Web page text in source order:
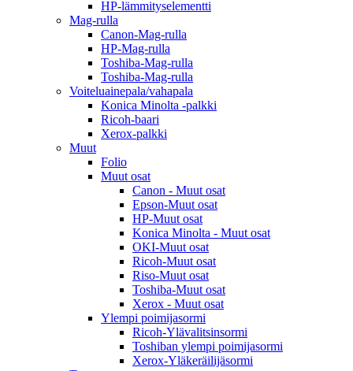
HP-lämmityselementti
Mag-rulla
Canon-Mag-rulla
HP-Mag-rulla
Toshiba-Mag-rulla
Toshiba-Mag-rulla
Voiteluainepala/vahapala
Konica Minolta -palkki
Ricoh-baari
Xerox-palkki
Muut
Folio
Muut osat
Canon - Muut osat
Epson-Muut osat
HP-Muut osat
Konica Minolta - Muut osat
OKI-Muut osat
Ricoh-Muut osat
Riso-Muut osat
Toshiba-Muut osat
Xerox - Muut osat
Ylempi poimijasormi
Ricoh-Ylävalitsinsormi
Toshiban ylempi poimijasormi
Xerox-Yläkeräilijäsormi